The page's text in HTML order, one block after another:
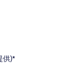
供)*